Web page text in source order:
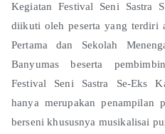
Kegiatan Festival Seni Sastra
diikuti oleh peserta yang terdiri
Pertama dan Sekolah
Banyumas beserta
Festival Seni Sastra Se-Eks
hanya merupakan penampilan
berseni khususnya musikalisai